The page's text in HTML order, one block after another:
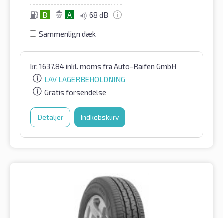
B A 68 dB
Sammenlign dæk
kr. 1637.84inkl. moms fra Auto-Raifen GmbH
LAV LAGERBEHOLDNING
Gratis forsendelse
Detaljer Indkøbskurv